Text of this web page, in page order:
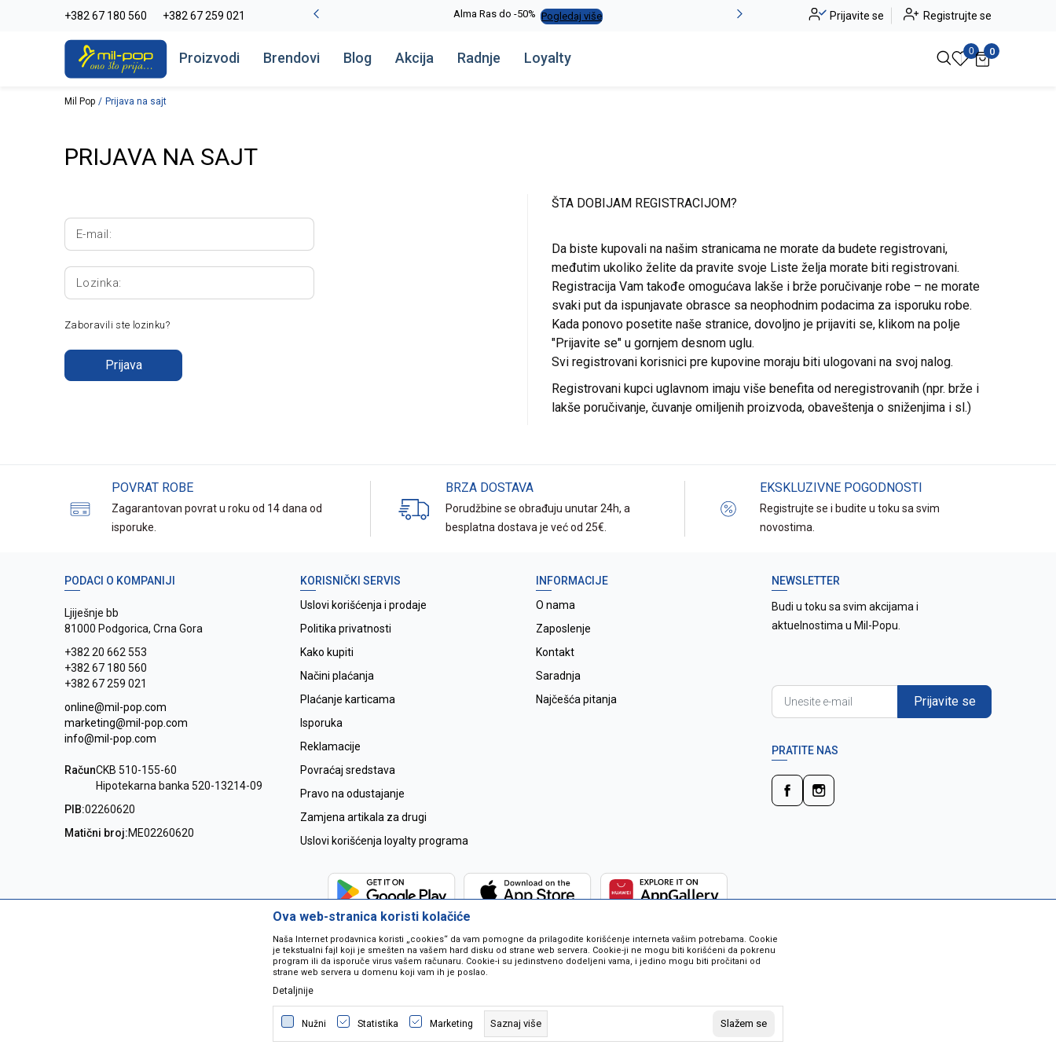
+382 67 180 560 +382 67 259 021
La Plage peškiri do -30% Pogledaj više Alma Ras do -50% Pogledaj više -20% na kompletan asortiman Pogledaj više
Prijavite se Registrujte se
Proizvodi Brendovi Blog Akcija Radnje Loyalty 0 0
Mil Pop Prijava na sajt
PRIJAVA NA SAJT
E-mail:
Lozinka:
Zaboravili ste lozinku?
Prijava
ŠTA DOBIJAM REGISTRACIJOM?
Da biste kupovali na našim stranicama ne morate da budete registrovani,
međutim ukoliko želite da pravite svoje Liste želja morate biti registrovani.
Registracija Vam takođe omogućava lakše i brže poručivanje robe – ne morate
svaki put da ispunjavate obrasce sa neophodnim podacima za isporuku robe.
Kada ponovo posetite naše stranice, dovoljno je prijaviti se, klikom na polje
"Prijavite se" u gornjem desnom uglu.
Svi registrovani korisnici pre kupovine moraju biti ulogovani na svoj nalog.
Registrovani kupci uglavnom imaju više benefita od neregistrovanih (npr. brže i
lakše poručivanje, čuvanje omiljenih proizvoda, obaveštenja o sniženjima i sl.)
POVRAT ROBE
Zagarantovan povrat u roku od 14 dana od
isporuke.
BRZA DOSTAVA
Porudžbine se obrađuju unutar 24h, a
besplatna dostava je već od 25€.
EKSKLUZIVNE POGODNOSTI
Registrujte se i budite u toku sa svim
novostima.
PODACI O KOMPANIJI
Ljiješnje bb
81000 Podgorica, Crna Gora
+382 20 662 553
+382 67 180 560
+382 67 259 021
online@mil-pop.com
marketing@mil-pop.com
info@mil-pop.com
RačunCKB 510-155-60
Hipotekarna banka 520-13214-09
PIB:02260620
Matični broj:ME02260620
KORISNIČKI SERVIS
Uslovi korišćenja i prodaje
Politika privatnosti
Kako kupiti
Načini plaćanja
Plaćanje karticama
Isporuka
Reklamacije
Povraćaj sredstava
Pravo na odustajanje
Zamjena artikala za drugi
Uslovi korišćenja loyalty programa
INFORMACIJE
O nama
Zaposlenje
Kontakt
Saradnja
Najčešća pitanja
NEWSLETTER
Budi u toku sa svim akcijama i
aktuelnostima u Mil-Popu.
Prijavite se
PRATITE NAS
Nastojimo da budemo što precizniji u opisu proizvoda, prikazu slika i samih cijena ali ne možemo garantovati da su sve informacije kompletne i bez
grešaka. Svi artikli na sajtu su dio naše ponude i ne podrazumjeva se da su dostupni u svakom trenutku. Raspoloživost robe možete provjeriti besplatnim
pozivom na broj 067259021.
©2026www.mil-pop.com, IzradaNB SOFT. Sva prava zadržana.
Ova web-stranica koristi kolačiće
Naša Internet prodavnica koristi „cookies“ da vam pomogne da prilagodite korišćenje interneta vašim potrebama. Cookie
je tekstualni fajl koji je smešten na vašem hard disku od strane web servera. Cookie-ji ne mogu biti korišćeni da pokrenu
program ili da isporuče virus vašem računaru. Cookie-i su jedinstveno dodeljeni vama, i jedino mogu biti pročitani od
strane web servera u domenu koji vam ih je poslao.
Detaljnije
Nužni Statistika Marketing Saznaj više Slažem se